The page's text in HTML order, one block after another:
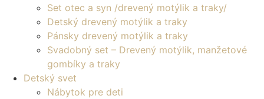
Set otec a syn /drevený motýlik a traky/
Detský drevený motýlik a traky
Pánsky drevený motýlik a traky
Svadobný set – Drevený motýlik, manžetové
gombíky a traky
Detský svet
Nábytok pre deti